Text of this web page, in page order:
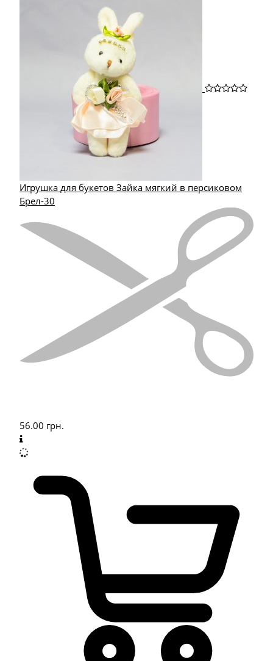
Игрушка для букетов Зайка мягкий в персиковом
Брел-30
56.00 грн.